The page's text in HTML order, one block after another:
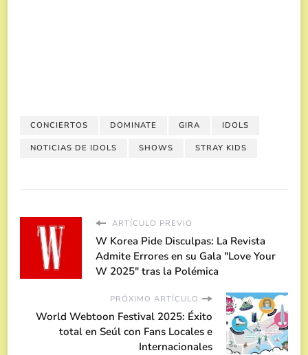
CONCIERTOS DOMINATE GIRA IDOLS
NOTICIAS DE IDOLS SHOWS STRAY KIDS
ARTÍCULO PREVIO
W Korea Pide Disculpas: La Revista
Admite Errores en su Gala "Love Your
W 2025" tras la Polémica
PRÓXIMO ARTÍCULO
World Webtoon Festival 2025: Éxito
total en Seúl con Fans Locales e
Internacionales